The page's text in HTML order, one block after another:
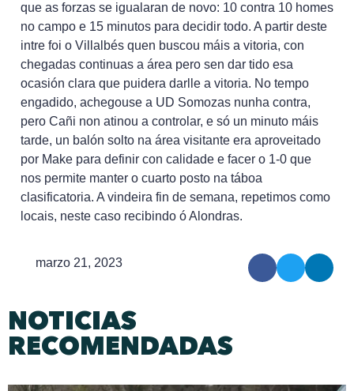
que as forzas se igualaran de novo: 10 contra 10 homes
no campo e 15 minutos para decidir todo. A partir deste
intre foi o Villalbés quen buscou máis a vitoria, con
chegadas continuas a área pero sen dar tido esa
ocasión clara que puidera darlle a vitoria. No tempo
engadido, achegouse a UD Somozas nunha contra,
pero Cañi non atinou a controlar, e só un minuto máis
tarde, un balón solto na área visitante era aproveitado
por Make para definir con calidade e facer o 1-0 que
nos permite manter o cuarto posto na táboa
clasificatoria. A vindeira fin de semana, repetimos como
locais, neste caso recibindo ó Alondras.
marzo 21, 2023
NOTICIAS
RECOMENDADAS